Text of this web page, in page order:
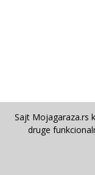
Sajt Mojagaraza.rs
druge